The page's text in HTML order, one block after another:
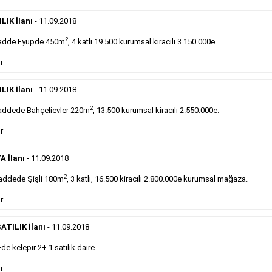
Devrenkiralık maltepede çayocağı....
Devamını Gör
takip ederek farklı ilan türleri hakkında detaylara ulaşabilir, ilan
Sarı sayfa ilanlar alım- satım, duyuru, mini reklam
İlanı - 11.09.2018
Eyüpde 450m2, 4 katlı 19.500 kurumsal kiracılı 3.150.000e.
İlanı - 11.09.2018
Bahçelievler 220m2, 13.500 kurumsal kiracılı 2.550.000e.
İlanı - 11.09.2018
Şişli 180m2, 3 katlı, 16.500 kiracılı 2.800.000e kurumsal mağaza.
İlanı - 11.09.2018
kelepir 2+ 1 satılık daire